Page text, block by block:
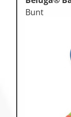
Bunt